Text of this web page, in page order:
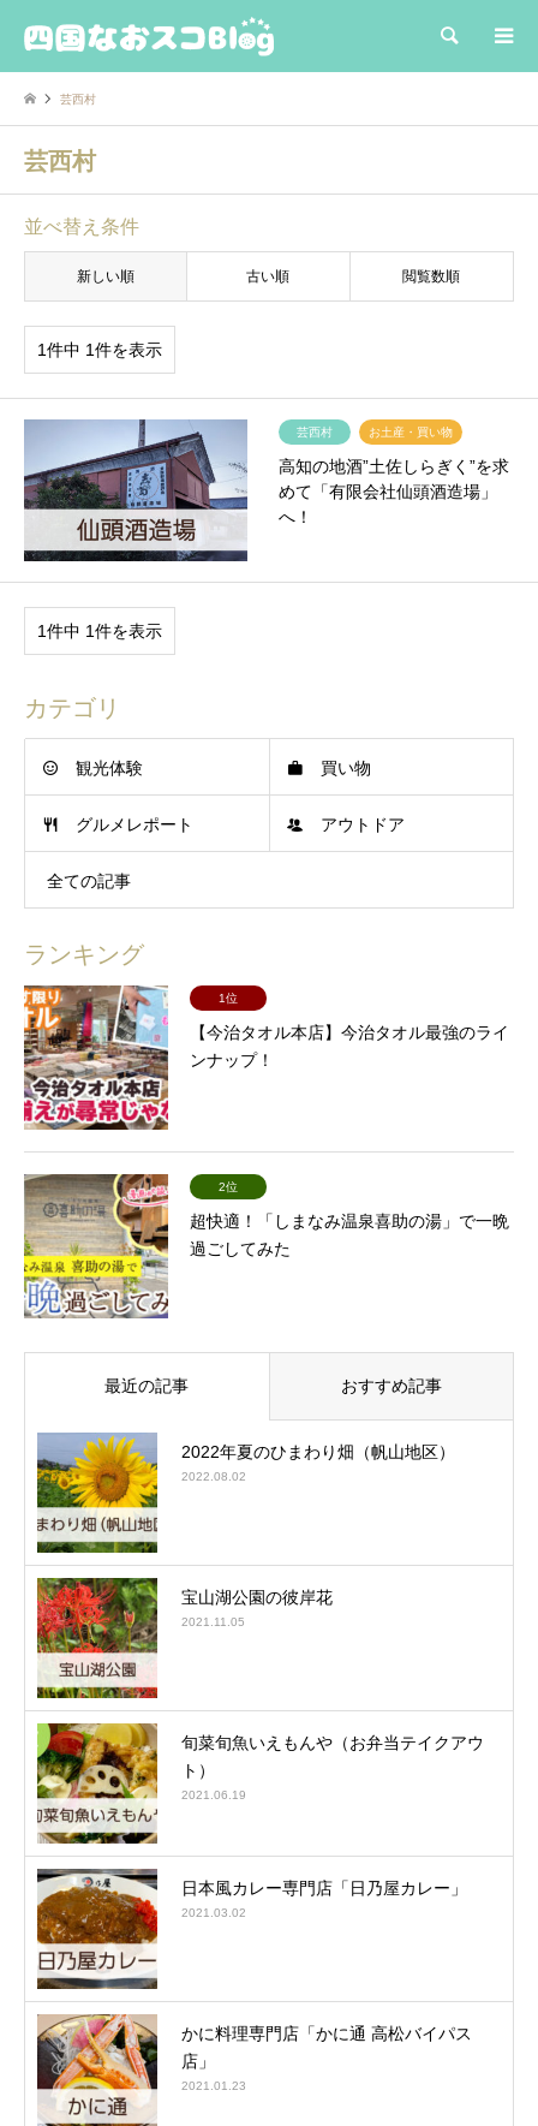
検索
芸西村
芸西村
並べ替え条件
新しい順 古い順 閲覧数順
1件中 1件を表示
芸西村 お土産・買い物
高知の地酒”土佐しらぎく”を求
めて「有限会社仙頭酒造場」
へ！
1件中 1件を表示
カテゴリ
観光体験 買い物
グルメレポート アウトドア
全ての記事
ランキング
1位
【今治タオル本店】今治タオル最強のライ
ンナップ！
2位
超快適！「しまなみ温泉喜助の湯」で一晩
過ごしてみた
最近の記事 おすすめ記事
2022年夏のひまわり畑（帆山地区）
2022.08.02
宝山湖公園の彼岸花
2021.11.05
旬菜旬魚いえもんや（お弁当テイクアウ
ト）
2021.06.19
日本風カレー専門店「日乃屋カレー」
2021.03.02
かに料理専門店「かに通 高松バイパス
店」
2021.01.23